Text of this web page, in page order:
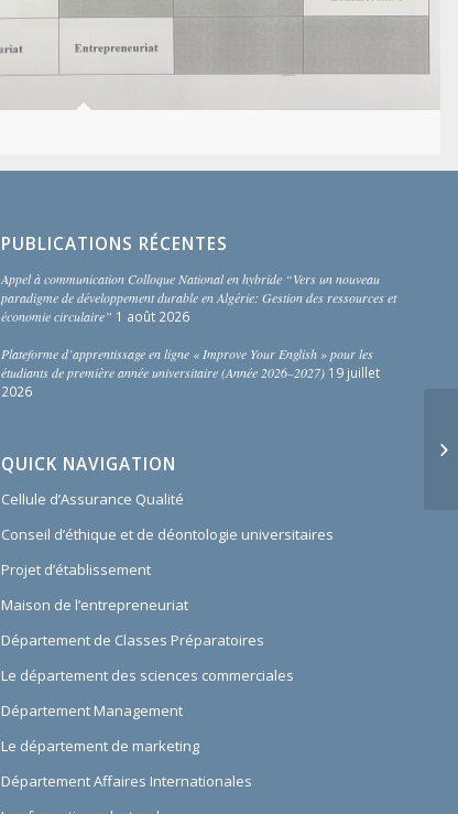
PUBLICATIONS RÉCENTES
Appel à communication Colloque National en hybride “Vers un nouveau
paradigme de développement durable en Algérie: Gestion des ressources et
économie circulaire” 1 août 2026
Plateforme d’apprentissage en ligne « Improve Your English » pour les
étudiants de première année universitaire (Année 2026–2027) 19 juillet
2026
QUICK NAVIGATION
Cellule d’Assurance Qualité
Conseil d’éthique et de déontologie universitaires
Projet d’établissement
Maison de l’entrepreneuriat
Département de Classes Préparatoires
Le département des sciences commerciales
Département Management
Le département de marketing
Département Affaires Internationales